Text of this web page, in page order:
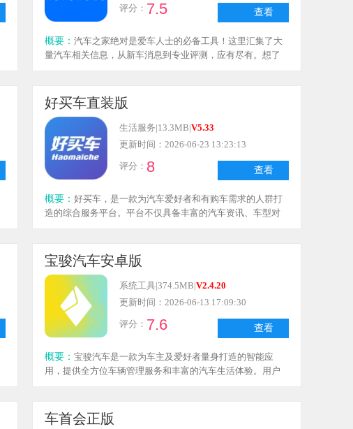
查看
评分： 7.5
概要： 汽车之家绝对是爱车人士的必备工具！这里汇集了大
量汽车相关信息，从新车消息到专业评测，应有尽有。想了
报价、优惠活动和经销商信息都很齐全，轻松对比选择。更
有专业销售顾问在线解答疑问，让购车过程不再困惑。别忘
了还有活跃的社区，能和兴趣相投的车友交流，分享你的用
车故事，找到更多乐趣！
好买车直装版
查看
生活服务|13.3MB|V5.33
更新时间：2026-06-23 13:23:13
评分： 8
概要： 好买车，是一款为汽车爱好者和有购车需求的人群打
造的综合服务平台。平台不仅具备丰富的汽车资讯、车型对
态，体验便捷高效的购车服务。
宝骏汽车安卓版
查看
系统工具|374.5MB|V2.4.20
更新时间：2026-06-13 17:09:30
评分： 7.6
概要： 宝骏汽车是一款为车主及爱好者量身打造的智能应
用，提供全方位车辆管理服务和丰富的汽车生活体验。用户
也能全面了解车辆信息。
车首会正版